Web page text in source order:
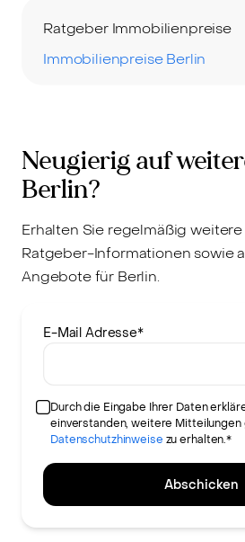
Ratgeber Immobilienpreise
Immobilienpreise Berlin
Neugierig auf
Berlin?
Erhalten Sie regelmäßig
Ratgeber-Informationen sowie
Angebote für Berlin.
E-Mail Adresse*
Durch die Eingabe Ihrer Daten
einverstanden, weitere Mitteilungen
Datenschutzhinweise zu erhalten.*
Abschicken